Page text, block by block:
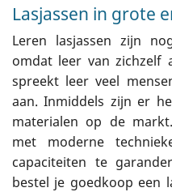
Lasjassen in grote
Leren lasjassen zijn
omdat leer van zichzelf
spreekt leer veel
aan. Inmiddels zijn er
materialen op de
met moderne
capaciteiten te
bestel je goedkoop een